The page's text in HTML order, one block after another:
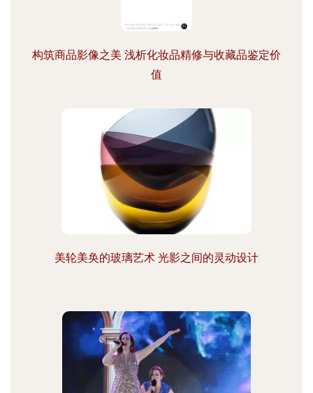
构筑商品影像之美 浅析化妆品精修与收藏品鉴定价
值
美轮美奂的玻璃艺术 光影之间的灵动设计